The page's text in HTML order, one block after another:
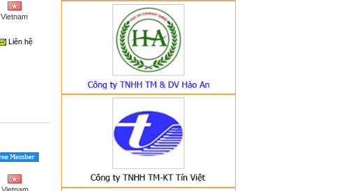
Vietnam
Liên hệ